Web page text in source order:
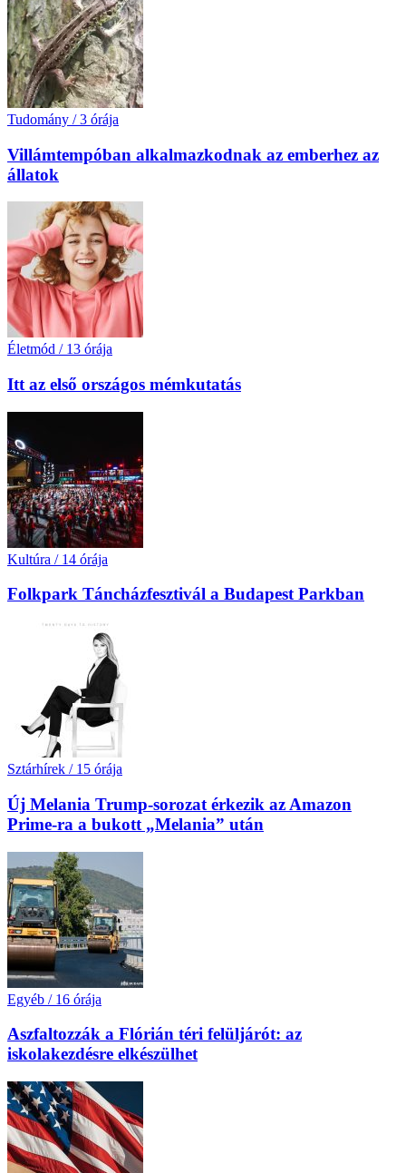
Tudomány / 3 órája
Villámtempóban alkalmazkodnak az emberhez az
állatok
Életmód / 13 órája
Itt az első országos mémkutatás
Kultúra / 14 órája
Folkpark Táncházfesztivál a Budapest Parkban
Sztárhírek / 15 órája
Új Melania Trump-sorozat érkezik az Amazon
Prime-ra a bukott „Melania” után
Egyéb / 16 órája
Aszfaltozzák a Flórián téri felüljárót: az
iskolakezdésre elkészülhet